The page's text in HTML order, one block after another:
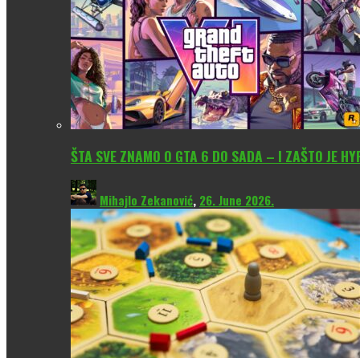
ŠTA SVE ZNAMO O GTA 6 DO SADA – I ZAŠTO JE
Mihajlo Zekanović, 26. June 2026.